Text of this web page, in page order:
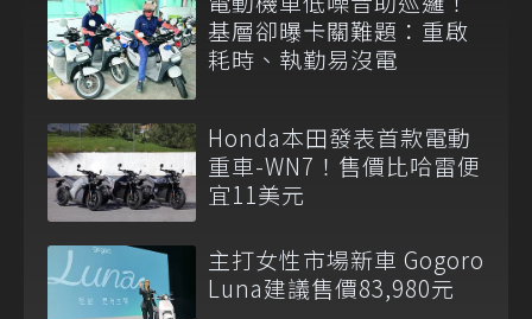
基層卻曝卡關難題：重啟
耗時、執勤易沒電
Honda本田發表首款電動
重車-WN7！售價比哈雷便
宜11美元
主打女性市場新車 Gogoro
Luna建議售價83,980元